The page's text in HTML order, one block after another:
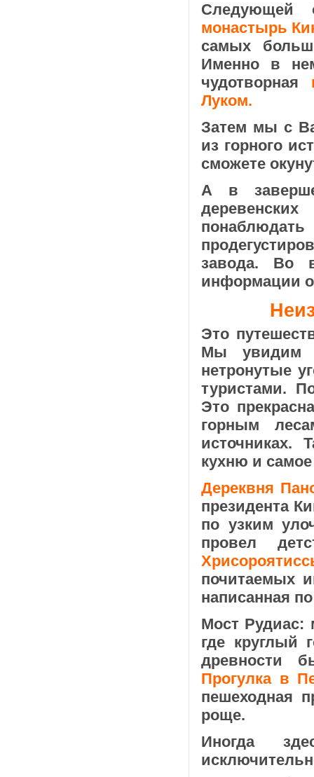
Следующей
монастырь
самых
Именно в
чудотворная
Луком.
Затем мы с
из горного
сможете
А в
завода. Во
информации
Это
Мы увидим
нетронутые
туристами.
Это
горным
источниках.
кухню и
Дереквня
президента
по узким
провел
почитаемых
написанная
Мост Рудиас:
где круглый
древности
Прогулка в
пешеходная
роще.
Иногда